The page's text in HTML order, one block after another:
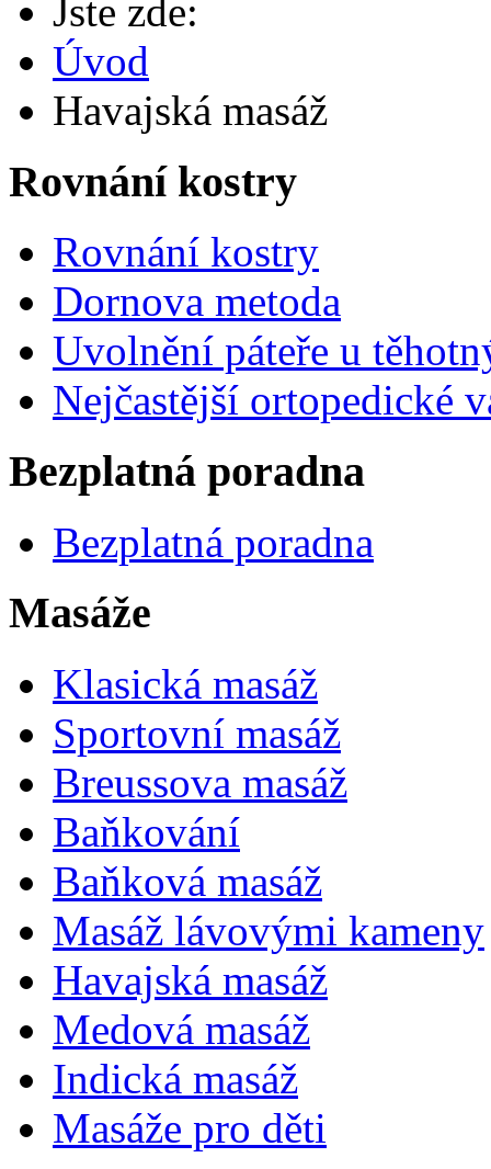
Jste zde:
Úvod
Havajská masáž
Rovnání kostry
Rovnání kostry
Dornova metoda
Uvolnění páteře u
Nejčastější ortopedické
Bezplatná poradna
Bezplatná poradna
Masáže
Klasická masáž
Sportovní masáž
Breussova masáž
Baňkování
Baňková masáž
Masáž lávovými kameny
Havajská masáž
Medová masáž
Indická masáž
Masáže pro děti